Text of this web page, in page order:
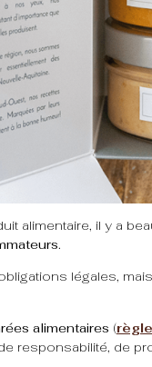
alimentaire, il y a
.
légales,
alimentaires (
responsabilité, de